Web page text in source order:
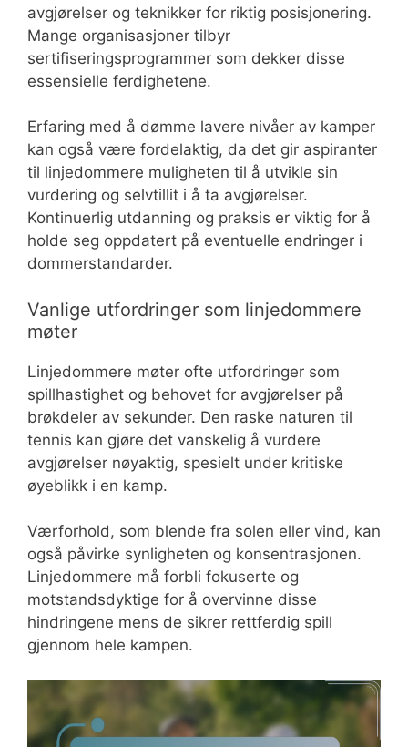
avgjørelser og teknikker for riktig posisjonering.
Mange organisasjoner tilbyr
sertifiseringsprogrammer som dekker disse
essensielle ferdighetene.
Erfaring med å dømme lavere nivåer av kamper
kan også være fordelaktig, da det gir aspiranter
til linjedommere muligheten til å utvikle sin
vurdering og selvtillit i å ta avgjørelser.
Kontinuerlig utdanning og praksis er viktig for å
holde seg oppdatert på eventuelle endringer i
dommerstandarder.
Vanlige utfordringer som linjedommere
møter
Linjedommere møter ofte utfordringer som
spillhastighet og behovet for avgjørelser på
brøkdeler av sekunder. Den raske naturen til
tennis kan gjøre det vanskelig å vurdere
avgjørelser nøyaktig, spesielt under kritiske
øyeblikk i en kamp.
Værforhold, som blende fra solen eller vind, kan
også påvirke synligheten og konsentrasjonen.
Linjedommere må forbli fokuserte og
motstandsdyktige for å overvinne disse
hindringene mens de sikrer rettferdig spill
gjennom hele kampen.